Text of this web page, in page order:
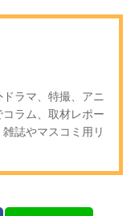
ラマ、特撮、アニ
ラム、取材レポー
誌やマスコミ用リ